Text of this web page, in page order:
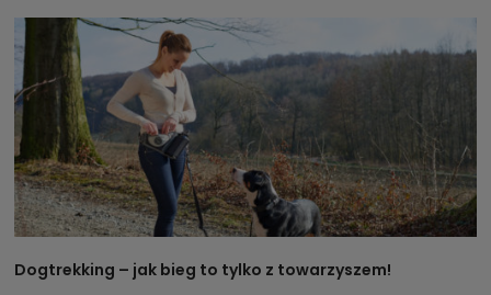
Dogtrekking – jak bieg to tylko z towarzyszem!